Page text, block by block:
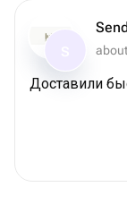
Доставили